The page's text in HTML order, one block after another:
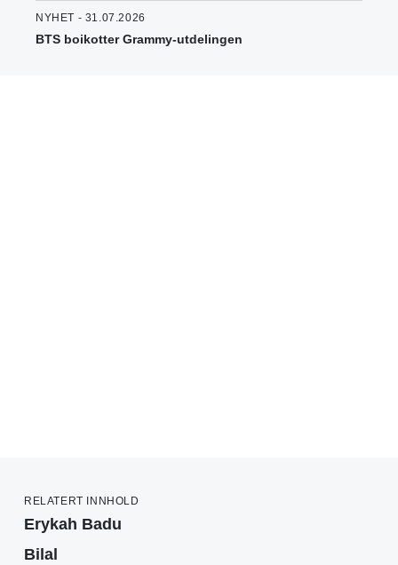
NYHET - 31.07.2026
BTS boikotter Grammy-utdelingen
RELATERT INNHOLD
Erykah Badu
Bilal